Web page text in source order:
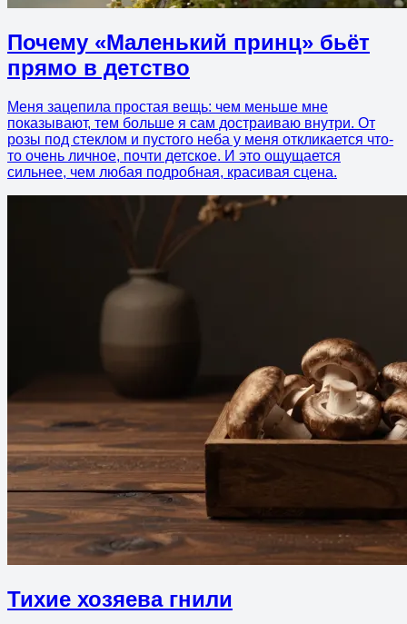
Почему «Маленький принц» бьёт
прямо в детство
Меня зацепила простая вещь: чем меньше мне
показывают, тем больше я сам достраиваю внутри. От
розы под стеклом и пустого неба у меня откликается что-
то очень личное, почти детское. И это ощущается
сильнее, чем любая подробная, красивая сцена.
Тихие хозяева гнили